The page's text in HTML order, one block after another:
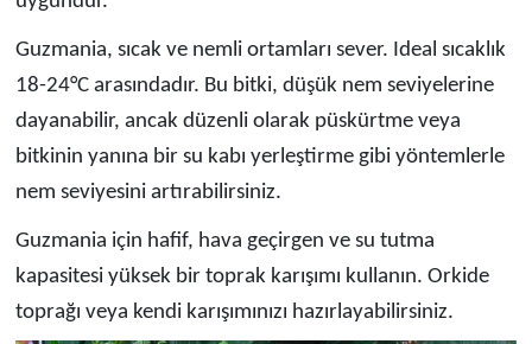
Guzmania, sıcak ve nemli ortamları sever. Ideal sıcaklık
18-24°C arasındadır. Bu bitki, düşük nem seviyelerine
dayanabilir, ancak düzenli olarak püskürtme veya
bitkinin yanına bir su kabı yerleştirme gibi yöntemlerle
nem seviyesini artırabilirsiniz.
Guzmania için hafif, hava geçirgen ve su tutma
kapasitesi yüksek bir toprak karışımı kullanın. Orkide
toprağı veya kendi karışımınızı hazırlayabilirsiniz.